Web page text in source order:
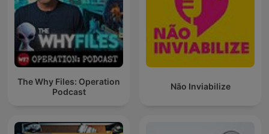
The Why Files: Operation
Podcast
Não Inviabilize